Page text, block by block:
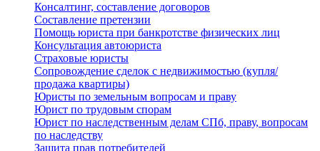
Консалтинг, составление договоров
Составление претензии
Помощь юриста при банкротстве физических лиц
Консультация автоюриста
Страховые юристы
Сопровождение сделок с недвижимостью (купля/
продажа квартиры)
Юристы по земельным вопросам и праву
Юрист по трудовым спорам
Юрист по наследственным делам СПб, праву, вопросам
по наследству
Защита прав потребителей